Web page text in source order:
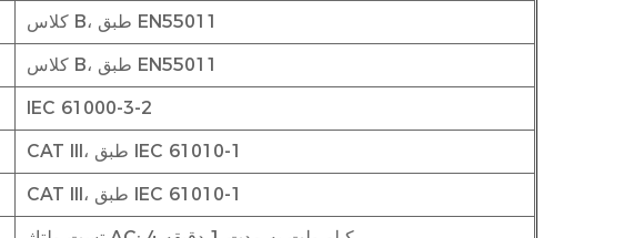
کلاس B، طبق EN55011
کلاس B، طبق EN55011
IEC 61000-3-2
CAT III، طبق IEC 61010-1
CAT III، طبق IEC 61010-1